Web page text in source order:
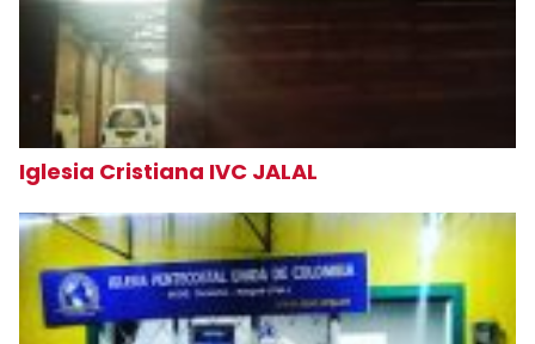
Iglesia Cristiana IVC JALAL